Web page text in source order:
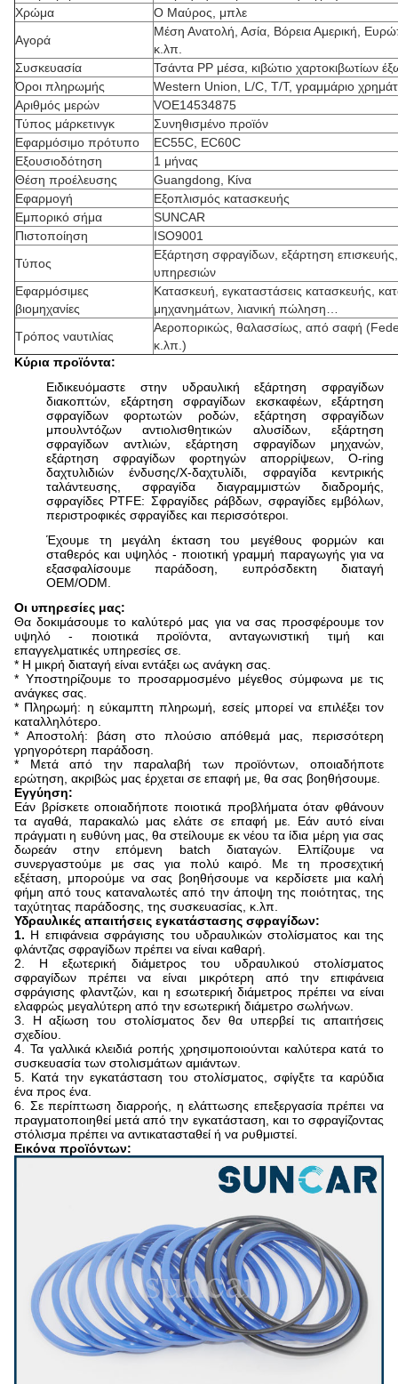
Χρώμα
Ο Μαύρος, μπλε
Αγορά
Μέση Ανατολή, Ασία, Βόρεια Αμερική,
κ.λπ.
Συσκευασία
Τσάντα PP μέσα, κιβώτιο χαρτοκιβωτίων
Όροι πληρωμής
Western Union, L/C, T/T, γραμμάριο
Αριθμός μερών
VOE14534875
Τύπος μάρκετινγκ
Συνηθισμένο προϊόν
Εφαρμόσιμο πρότυπο
EC55C, EC60C
Εξουσιοδότηση
1 μήνας
Θέση προέλευσης
Guangdong, Κίνα
Εφαρμογή
Εξοπλισμός κατασκευής
Εμπορικό σήμα
SUNCAR
Πιστοποίηση
ISO9001
Τύπος
Εξάρτηση σφραγίδων, εξάρτηση
υπηρεσιών
Εφαρμόσιμες
βιομηχανίες
Κατασκευή, εγκαταστάσεις κατασκευής,
μηχανημάτων, λιανική πώληση…
Τρόπος ναυτιλίας
Αεροπορικώς, θαλασσίως, από σαφή
κ.λπ.)
Κύρια προϊόντα:
Ειδικευόμαστε στην υδραυλική εξάρτηση σφραγίδων
διακοπτών, εξάρτηση σφραγίδων εκσκαφέων, εξάρτηση
σφραγίδων φορτωτών ροδών, εξάρτηση σφραγίδων
μπουλντόζων αντιολισθητικών αλυσίδων, εξάρτηση
σφραγίδων αντλιών, εξάρτηση σφραγίδων μηχανών,
εξάρτηση σφραγίδων φορτηγών απορρίψεων, O-ring
δαχτυλιδιών ένδυσης/Χ-δαχτυλίδι, σφραγίδα κεντρικής
ταλάντευσης, σφραγίδα διαγραμμιστών διαδρομής,
σφραγίδες PTFE: Σφραγίδες ράβδων, σφραγίδες εμβόλων,
περιστροφικές σφραγίδες και περισσότεροι.
Έχουμε τη μεγάλη έκταση του μεγέθους φορμών και
σταθερός και υψηλός - ποιοτική γραμμή παραγωγής για να
εξασφαλίσουμε παράδοση, ευπρόσδεκτη διαταγή
OEM/ODM.
Οι υπηρεσίες μας:
Θα δοκιμάσουμε το καλύτερό μας για να σας προσφέρουμε τον
υψηλό - ποιοτικά προϊόντα, ανταγωνιστική τιμή και
επαγγελματικές υπηρεσίες σε.
* Η μικρή διαταγή είναι εντάξει ως ανάγκη σας.
* Υποστηρίζουμε το προσαρμοσμένο μέγεθος σύμφωνα με τις
ανάγκες σας.
* Πληρωμή: η εύκαμπτη πληρωμή, εσείς μπορεί να επιλέξει τον
καταλληλότερο.
* Αποστολή: βάση στο πλούσιο απόθεμά μας, περισσότερη
γρηγορότερη παράδοση.
* Μετά από την παραλαβή των προϊόντων, οποιαδήποτε
ερώτηση, ακριβώς μας έρχεται σε επαφή με, θα σας βοηθήσουμε.
Εγγύηση:
Εάν βρίσκετε οποιαδήποτε ποιοτικά προβλήματα όταν φθάνουν
τα αγαθά, παρακαλώ μας ελάτε σε επαφή με. Εάν αυτό είναι
πράγματι η ευθύνη μας, θα στείλουμε εκ νέου τα ίδια μέρη για σας
δωρεάν στην επόμενη batch διαταγών. Ελπίζουμε να
συνεργαστούμε με σας για πολύ καιρό. Με τη προσεχτική
εξέταση, μπορούμε να σας βοηθήσουμε να κερδίσετε μια καλή
φήμη από τους καταναλωτές από την άποψη της ποιότητας, της
ταχύτητας παράδοσης, της συσκευασίας, κ.λπ.
Υδραυλικές απαιτήσεις εγκατάστασης σφραγίδων:
1. Η επιφάνεια σφράγισης του υδραυλικών στολίσματος και της
φλάντζας σφραγίδων πρέπει να είναι καθαρή.
2. Η εξωτερική διάμετρος του υδραυλικού στολίσματος
σφραγίδων πρέπει να είναι μικρότερη από την επιφάνεια
σφράγισης φλαντζών, και η εσωτερική διάμετρος πρέπει να είναι
ελαφρώς μεγαλύτερη από την εσωτερική διάμετρο σωλήνων.
3. Η αξίωση του στολίσματος δεν θα υπερβεί τις απαιτήσεις
σχεδίου.
4. Τα γαλλικά κλειδιά ροπής χρησιμοποιούνται καλύτερα κατά το
συσκευασία των στολισμάτων αμιάντων.
5. Κατά την εγκατάσταση του στολίσματος, σφίγξτε τα καρύδια
ένα προς ένα.
6. Σε περίπτωση διαρροής, η ελάττωσης επεξεργασία πρέπει να
πραγματοποιηθεί μετά από την εγκατάσταση, και το σφραγίζοντας
στόλισμα πρέπει να αντικατασταθεί ή να ρυθμιστεί.
Εικόνα προϊόντων: